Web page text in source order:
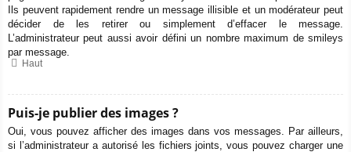
Ils peuvent rapidement rendre un message illisible et un modérateur peut
décider de les retirer ou simplement d’effacer le message.
L’administrateur peut aussi avoir défini un nombre maximum de smileys
par message.
Haut
Puis-je publier des images ?
Oui, vous pouvez afficher des images dans vos messages. Par ailleurs,
si l’administrateur a autorisé les fichiers joints, vous pouvez charger une